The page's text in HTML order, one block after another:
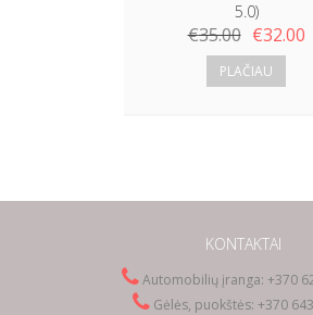
5.0)
€35.00 €32.00
PLAČIAU
KONTAKTAI
Automobilių įranga: +370
Gėlės, puokštės: +370